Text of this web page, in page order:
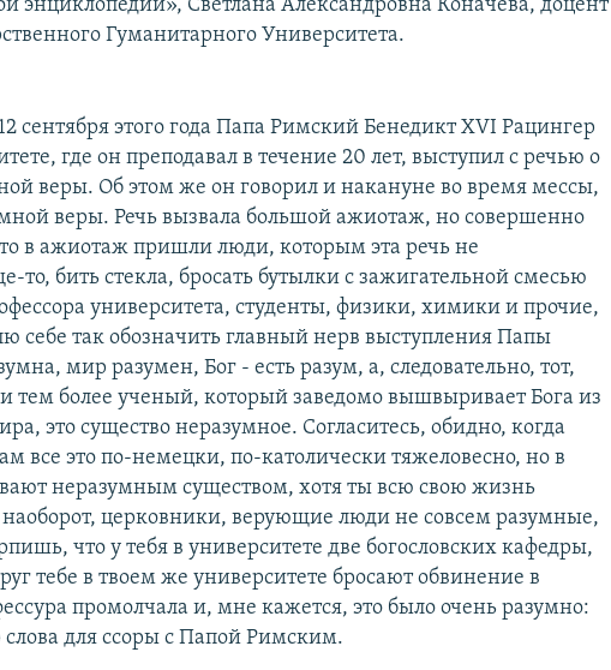
энциклопедии», Светлана Александровна Коначева, доцент
Гуманитарного Университета.
сентября этого года Папа Римский Бенедикт XVI Рацингер
где он преподавал в течение 20 лет, выступил с речью о
веры. Об этом же он говорил и накануне во время мессы,
веры. Речь вызвала большой ажиотаж, но совершенно
в ажиотаж пришли люди, которым эта речь не
то, бить стекла, бросать бутылки с зажигательной смесью
университета, студенты, физики, химики и прочие,
себе так обозначить главный нерв выступления Папы
мир разумен, Бог - есть разум, а, следовательно, тот,
и тем более ученый, который заведомо вышвыривает Бога из
это существо неразумное. Согласитесь, обидно, когда
все это по-немецки, по-католически тяжеловесно, но в
неразумным существом, хотя ты всю свою жизнь
наоборот, церковники, верующие люди не совсем разумные,
что у тебя в университете две богословских кафедры,
тебе в твоем же университете бросают обвинение в
промолчала и, мне кажется, это было очень разумно:
слова для ссоры с Папой Римским.